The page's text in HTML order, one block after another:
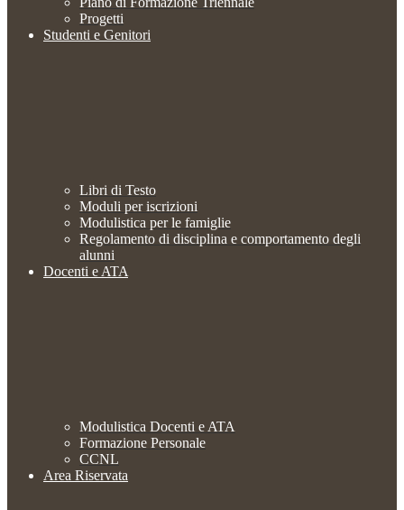
Progetti
Studenti e Genitori
Libri di Testo
Moduli per iscrizioni
Modulistica per le famiglie
Regolamento di disciplina e comportamento degli
alunni
Docenti e ATA
Modulistica Docenti e ATA
Formazione Personale
CCNL
Area Riservata